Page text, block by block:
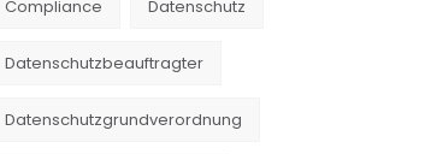
Compliance Datenschutz
Datenschutzbeauftragter
Datenschutzgrundverordnung